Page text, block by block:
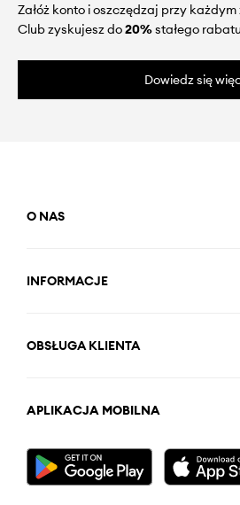
Załóż konto i oszczędzaj przy
Club zyskujesz do20%stałego
Dowiedz się
O NAS
INFORMACJE
OBSŁUGA KLIENTA
APLIKACJA MOBILNA